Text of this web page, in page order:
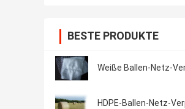
BESTE PRODUKTE
Weiße Ballen-Netz-
HDPE-Ballen-Netz-